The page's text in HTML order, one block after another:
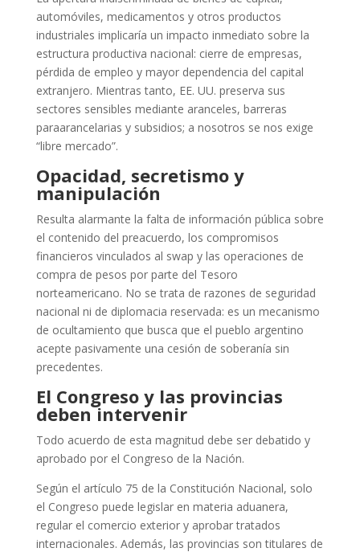
automóviles, medicamentos y otros productos
industriales implicaría un impacto inmediato sobre la
estructura productiva nacional: cierre de empresas,
pérdida de empleo y mayor dependencia del capital
extranjero. Mientras tanto, EE. UU. preserva sus
sectores sensibles mediante aranceles, barreras
paraarancelarias y subsidios; a nosotros se nos exige
“libre mercado”.
Opacidad, secretismo y
manipulación
Resulta alarmante la falta de información pública sobre
el contenido del preacuerdo, los compromisos
financieros vinculados al swap y las operaciones de
compra de pesos por parte del Tesoro
norteamericano. No se trata de razones de seguridad
nacional ni de diplomacia reservada: es un mecanismo
de ocultamiento que busca que el pueblo argentino
acepte pasivamente una cesión de soberanía sin
precedentes.
El Congreso y las provincias
deben intervenir
Todo acuerdo de esta magnitud debe ser debatido y
aprobado por el Congreso de la Nación.
Según el artículo 75 de la Constitución Nacional, solo
el Congreso puede legislar en materia aduanera,
regular el comercio exterior y aprobar tratados
internacionales. Además, las provincias son titulares de